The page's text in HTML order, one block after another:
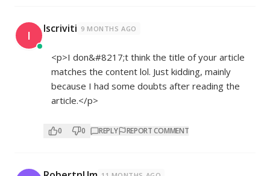
I Iscriviti 9 MONTHS AGO
<p>I don&#8217;t think the title of your article
matches the content lol. Just kidding, mainly
because I had some doubts after reading the
article.</p>
0 0 REPLY REPORT COMMENT